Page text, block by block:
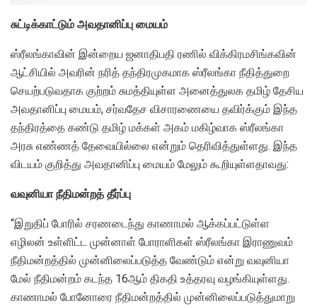
சுட்டிக்காட்டும் அவதானிப்பு மையம்
ஸ்ரீலங்காவின் இன்றைய ஜனாதிபதி ரணில் விக்கிரமசிங்கவின்
ஆட்சியில் அவரின் நரித் தந்திரமுகமாக ஸ்ரீலங்கா நீதித்துறை
செயற்படுவதாக குற்றம் சுமத்தியுள்ள அனைத்துலக தமிழ் தேசிய
அவதானிப்பு மையம், சர்வதேச விசாரணையை தவிர்க்கும் இந்த
தந்திரத்தை கண்டு தமிழ் மக்கள் அகம் மகிழ்வாக ஸ்ரீலங்கா
அரசு எண்ணத் தேவையில்லை என்றும் தெரிவித்துள்ளது. இந்த
விடயம் குறித்து அவதானிப்பு மையம் மேலும் கூறியுள்ளதாவது:
வவுனியா நீதிமன்றத் தீர்ப்பு
“இறுதிப் போரில் சரணடைந்து காணாமல் ஆக்கப்பட்டுள்ள
எழிலன் உள்ளிட்ட முன்னாள் போராளிகள் ஸ்ரீலங்கா இராணுவம்
நீதிமன்றத்தில் முன்னிலைப்படுத்த வேண்டும் என்று வவுனியா
மேல் நீதிமன்றம் கடந்த 16ஆம் திகதி உத்தரவு வழங்கியுள்ளது.
காணாமல் போனோரை நீதிமன்றத்தில் முன்னிலைப்படுத்துமாறு